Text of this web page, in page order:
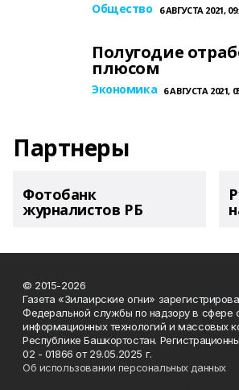
Общество 6 АВГУСТА 2021,
Полугодие
плюсом
Экономика 6 АВГУСТА 2021,
Партнеры
Фотобанк
журналистов РБ
© 2015-2026
Газета «Зилаирские огни»
Федеральной службы по надзору в сфере
информационных технологий и массовых
Республике Башкортостан.
02 - 01866 от 29.05.2025 г.
Об использовании персональных данных